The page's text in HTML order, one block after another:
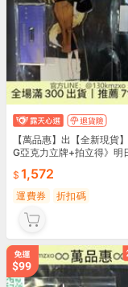
【萬品惠】出【全新現貨
G亞克力立牌+拍立得》明
1,572
運費券 折扣碼